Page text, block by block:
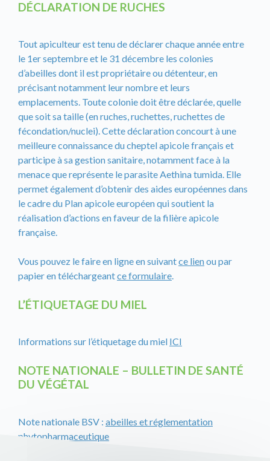
DÉCLARATION DE RUCHES
Tout apiculteur est tenu de déclarer chaque année entre
le 1er septembre et le 31 décembre les colonies
d’abeilles dont il est propriétaire ou détenteur, en
précisant notamment leur nombre et leurs
emplacements. Toute colonie doit être déclarée, quelle
que soit sa taille (en ruches, ruchettes, ruchettes de
fécondation/nuclei). Cette déclaration concourt à une
meilleure connaissance du cheptel apicole français et
participe à sa gestion sanitaire, notamment face à la
menace que représente le parasite Aethina tumida. Elle
permet également d’obtenir des aides européennes dans
le cadre du Plan apicole européen qui soutient la
réalisation d’actions en faveur de la filière apicole
française.
Vous pouvez le faire en ligne en suivantce lienou par
papier en téléchargeantce formulaire.
L’ÉTIQUETAGE DU MIEL
Informations sur l’étiquetage du miel ICI
NOTE NATIONALE – BULLETIN DE SANTÉ
DU VÉGÉTAL
Note nationale BSV : abeilles et réglementation
phytopharmaceutique